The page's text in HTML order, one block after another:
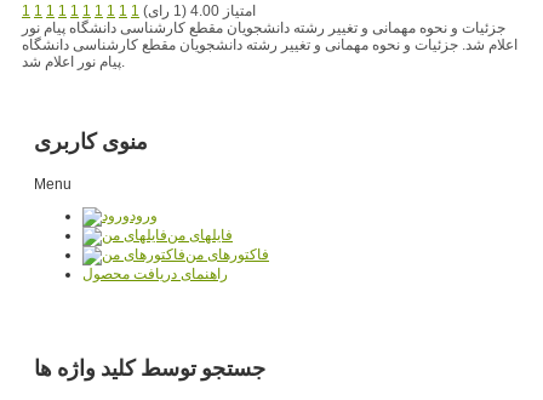
1 1 1 1 1 1 1 1 1 1
امتیاز 4.00 (1 رای)
جزئیات و نحوه مهمانی و تغییر رشته دانشجویان مقطع کارشناسی دانشگاه پیام نور
اعلام شد. جزئیات و نحوه مهمانی و تغییر رشته دانشجویان مقطع کارشناسی دانشگاه
پیام نور اعلام شد.
منوی کاربری
Menu
ورود
فایلهای من
فاکتورهای من
راهنمای دریافت محصول
جستجو توسط کلید واژه ها